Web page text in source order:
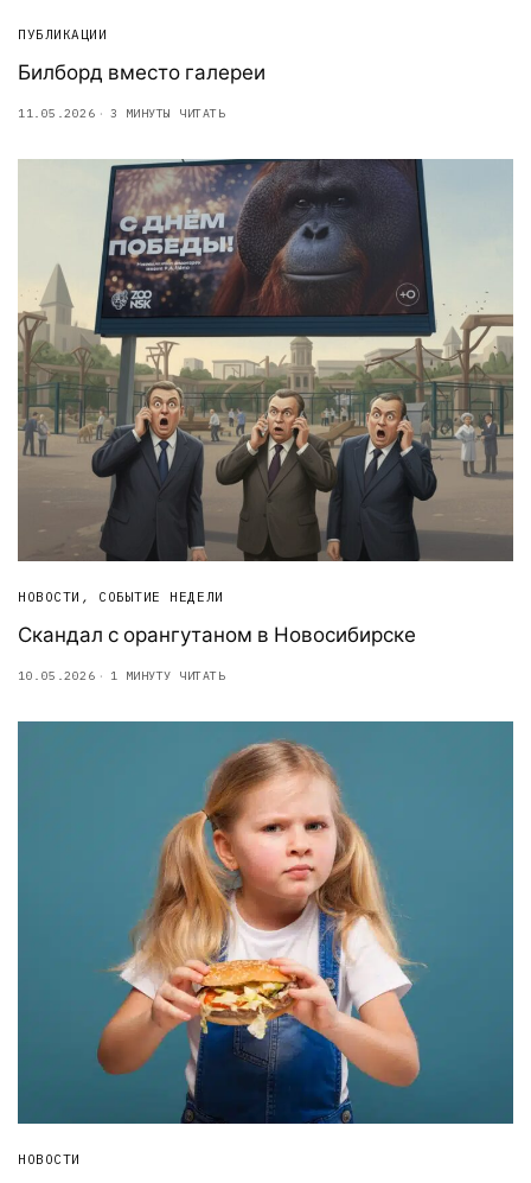
ПУБЛИКАЦИИ
Билборд вместо галереи
11.05.2026 3 МИНУТЫ ЧИТАТЬ
НОВОСТИ , СОБЫТИЕ НЕДЕЛИ
Скандал с орангутаном в Новосибирске
10.05.2026 1 МИНУТУ ЧИТАТЬ
НОВОСТИ